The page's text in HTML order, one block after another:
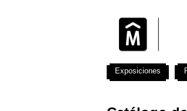
Exposiciones